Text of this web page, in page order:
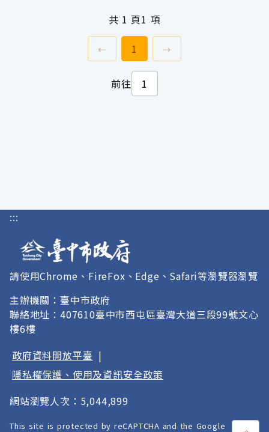
共 1 頁1 項
⇠ 上一頁前往
1 ⇢下一頁
前往
打開
:::
請使用Chrome、FireFox、Edge、Safari等瀏覽器瀏覽
主辦機關：臺中市政府
聯絡地址：407610臺中市西屯區臺灣大道三段99號文心
樓6樓
政府資料開放平臺 |
隱私權保護、使用及資訊安全政策
網站瀏覽人次：5,044,899
This site is protected by reCAPTCHA and the Google